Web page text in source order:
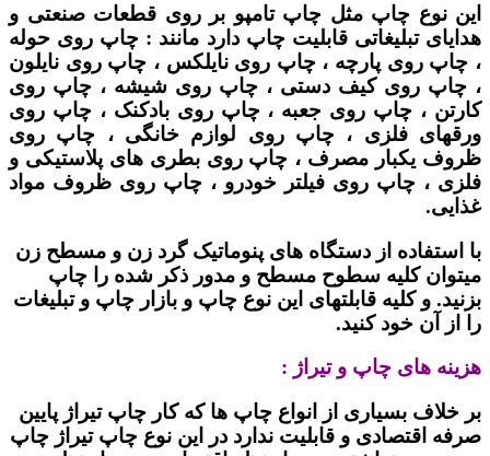
این نوع چاپ مثل چاپ تامپو بر روی قطعات صنعتی و
هدایای تبلیغاتی قابلیت چاپ دارد مانند : چاپ روی حوله
، چاپ روی پارچه ، چاپ روی نایلکس ، چاپ روی نایلون
، چاپ روی کیف دستی ، چاپ روی شیشه ، چاپ روی
کارتن ، چاپ روی جعبه ، چاپ روی بادکنک ، چاپ روی
ورقهای فلزی ، چاپ روی لوازم خانگی ، چاپ روی
ظروف یکبار مصرف ، چاپ روی بطری های پلاستیکی و
فلزی ، چاپ روی فیلتر خودرو ، چاپ روی ظروف مواد
غذایی.
با استفاده از دستگاه های پنوماتیک گرد زن و مسطح زن
میتوان کلیه سطوح مسطح و مدور ذکر شده را چاپ
بزنید. و کلیه قابلتهای این نوع چاپ و بازار چاپ و تبلیغات
را از آن خود کنید.
هزینه های چاپ و تیراژ :
بر خلاف بسیاری از انواع چاپ ها که کار چاپ تیراژ پایین
صرفه اقتصادی و قابلیت ندارد در این نوع چاپ تیراژ چاپ